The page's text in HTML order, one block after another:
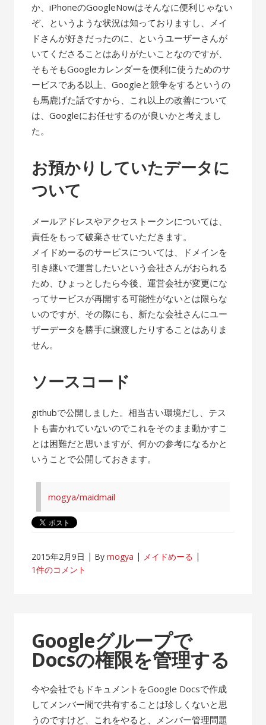
か、iPhoneのGoogleNowはそんなに便利じゃない
ぞ、というような状況は知っておりますし、メイ
ドさんが好きだったのに、というユーザーさんが
いてくださることはありがたいことなのですが、
そもそもGoogleカレンダーを便利に使うためのサ
ービスである以上、Googleと競争をするというの
も馬鹿げた話ですから、これ以上の改善について
は、Googleにお任せするのが良いかと考えまし
た。
お預かりしていたデータに
ついて
メールアドレスやアクセストークンについては、
責任をもって破棄させていただきます。
メイドめーるのサービスについては、ドメインを
引き継いで運営したいという会社さんがおられる
ため、ひょっとしたら今後、運営会社が変更にな
ってサービスが再開する可能性がないとは限らな
いのですが、その際にも、新たな会社さんにユー
ザーデータを勝手に譲渡したりすることはありま
せん。
ソースコード
githubで公開しました。相当古い環境だし、テス
トも書かれていないのでこれをそのまま動かすこ
とは困難だと思いますが、何かの参考になるかと
いうことで公開しておきます。
mogya/maidmail
2015年2月9日 Bymogya
メイドめーる
1件のコメント
Googleグループで
Docsの権限を管理する
今や会社でもドキュメントをGoogle Docsで作成
してメンバー間で共有することは珍しくないと思
うのですけど、これをやると、メンバー管理問題